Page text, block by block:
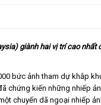
giành hai vị trí cao
bức ảnh tham dự khắp
chứng kiến những nhiếp
chuyến dã ngoại nhiếp